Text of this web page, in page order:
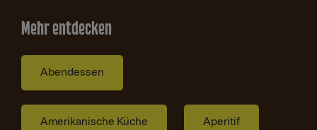
Mehr entdecken
Abendessen
Amerikanische Küche Aperitif